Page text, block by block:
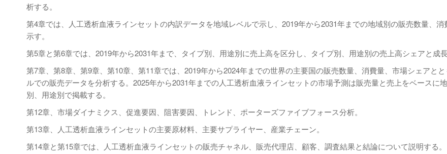
析する。
第4章では、人工透析血液ラインセットの内訳データを地域レベルで示し、2019年から2031年までの地域別の販売数量、消
示す。
第5章と第6章では、2019年から2031年まで、タイプ別、用途別に売上高を区分し、タイプ別、用途別の売上高シェアと成長
第7章、第8章、第9章、第10章、第11章では、2019年から2024年までの世界の主要国の販売数量、消費量、市場シェアと
ルでの販売データを分析する。2025年から2031年までの人工透析血液ラインセットの市場予測は販売量と売上をベースに
別、用途別で掲載する。
第12章、市場ダイナミクス、促進要因、阻害要因、トレンド、ポーターズファイブフォース分析。
第13章、人工透析血液ラインセットの主要原材料、主要サプライヤー、産業チェーン。
第14章と第15章では、人工透析血液ラインセットの販売チャネル、販売代理店、顧客、調査結果と結論について説明する。